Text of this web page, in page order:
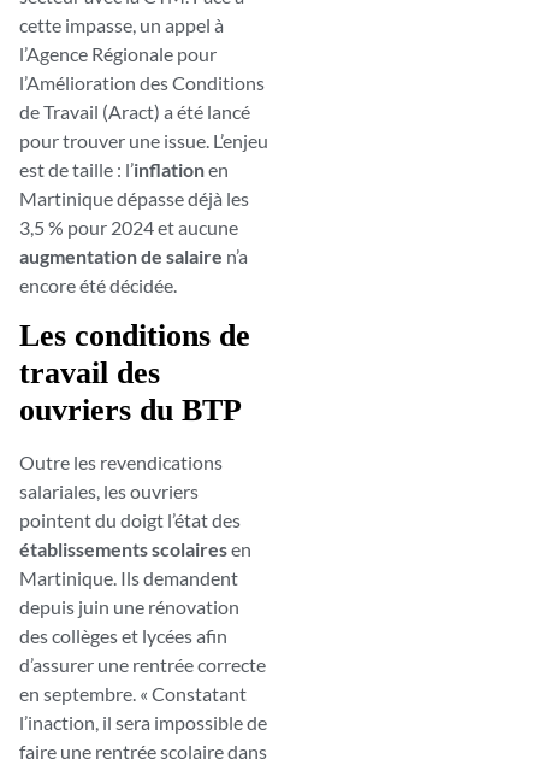
cette impasse, un appel à
l’Agence Régionale pour
l’Amélioration des Conditions
de Travail (Aract) a été lancé
pour trouver une issue. L’enjeu
est de taille : l’inflationen
Martinique dépasse déjà les
3,5 % pour 2024 et aucune
augmentation de salaire n’a
encore été décidée.
Les conditions de
travail des
ouvriers du BTP
Outre les revendications
salariales, les ouvriers
pointent du doigt l’état des
établissements scolairesen
Martinique. Ils demandent
depuis juin une rénovation
des collèges et lycées afin
d’assurer une rentrée correcte
en septembre. « Constatant
l’inaction, il sera impossible de
faire une rentrée scolaire dans